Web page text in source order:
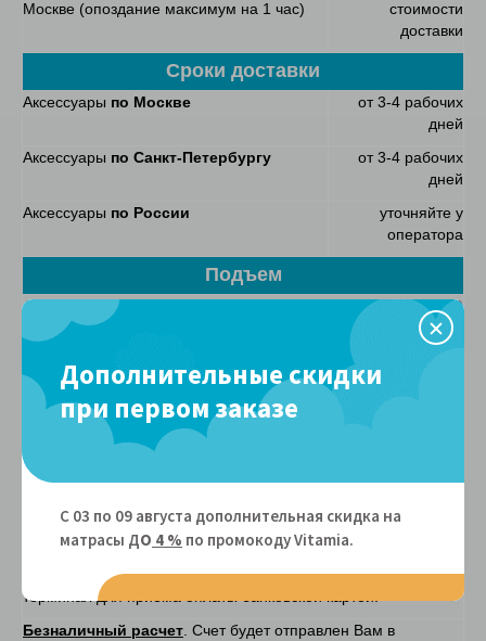
Москве (опоздание максимум на 1 час)
стоимости
доставки
Сроки доставки
Аксессуары по Москве
от 3-4 рабочих
дней
Аксессуары по Санкт-Петербургу
от 3-4 рабочих
дней
Аксессуары по России
уточняйте у
оператора
Подъем
Аксессуары при наличии грузового лифта
БЕСПЛАТНО
Аксессуары при отсутствии грузового
БЕСПЛАТНО
Способы оплаты
Наличными курьеру– после доставки товара. Экспедитор
передает Вам чек и накладную с гарантийными
обязательствами. Наличие у Вас суммы без сдачи
Банковской картой курьеру
- после доставки товара. В
случае оплаты картой, указывать эту информацию в бланке
заказа в комментарии. У экспедитора будет при себе
терминал для приема оплаты банковской картой.
Безналичный расчет . Счет будет отправлен Вам в
Дополнительные скидки
при первом заказе
С 03 по 09 августа дополнительная скидка на
матрасы ДО 4 % по промокоду Vitamiа.